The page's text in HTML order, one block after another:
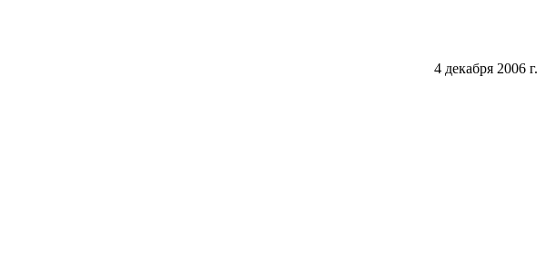
4 декабря 2006 г.